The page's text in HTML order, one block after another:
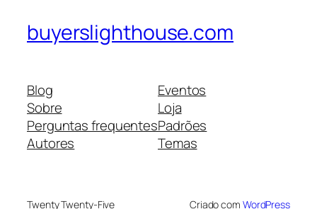
buyerslighthouse.com
Blog
Sobre
Perguntas frequentes
Autores
Eventos
Loja
Padrões
Temas
Twenty Twenty-Five Criado com WordPress